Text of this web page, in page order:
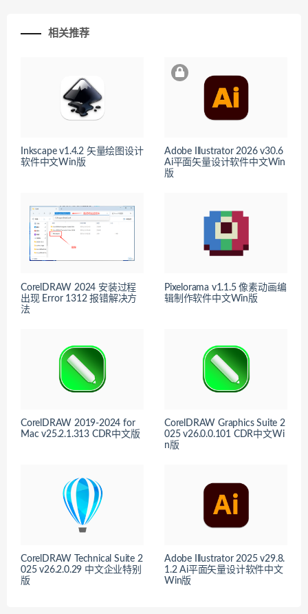
相关推荐
Inkscape v1.4.2 矢量绘图设计
软件中文Win版
Adobe Illustrator 2026 v30.6
Ai平面矢量设计软件中文Win
版
CorelDRAW 2024 安装过程
出现 Error 1312 报错解决方
法
Pixelorama v1.1.5 像素动画编
辑制作软件中文Win版
CorelDRAW 2019-2024 for
Mac v25.2.1.313 CDR中文版
CorelDRAW Graphics Suite 2
025 v26.0.0.101 CDR中文Wi
n版
CorelDRAW Technical Suite 2
025 v26.2.0.29 中文企业特别
版
Adobe Illustrator 2025 v29.8.
1.2 Ai平面矢量设计软件中文
Win版